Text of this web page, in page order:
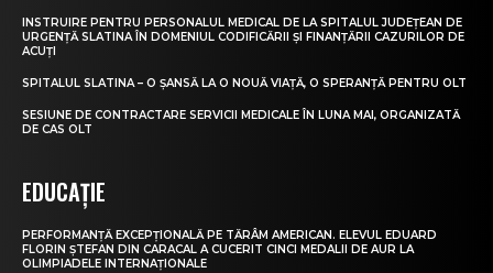
INSTRUIRE PENTRU PERSONALUL MEDICAL DE LA SPITALUL JUDEȚEAN DE
URGENȚĂ SLATINA ÎN DOMENIUL CODIFICĂRII ȘI FINANȚĂRII CAZURILOR DE
ACUȚI
SPITALUL SLATINA – O ȘANSĂ LA O NOUĂ VIAȚĂ, O SPERANȚĂ PENTRU OLT
SESIUNE DE CONTRACTARE SERVICII MEDICALE ÎN LUNA MAI, ORGANIZATĂ
DE CAS OLT
EDUCAȚIE
PERFORMANȚĂ EXCEPȚIONALĂ PE TĂRÂM AMERICAN. ELEVUL EDUARD
FLORIN ȘTEFAN DIN CARACAL A CUCERIT CINCI MEDALII DE AUR LA
OLIMPIADELE INTERNAȚIONALE